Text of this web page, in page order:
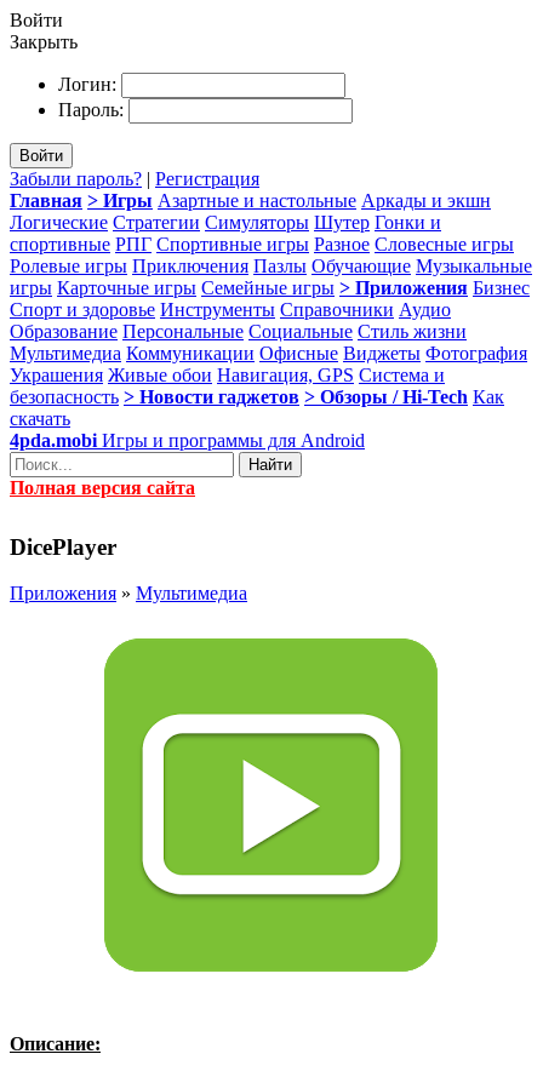
Войти
Закрыть
Логин:
Пароль:
Войти
Забыли пароль? | Регистрация
Главная > Игры Азартные и настольные Аркады и экшн
Логические Стратегии Симуляторы Шутер Гонки и
спортивные РПГ Спортивные игры Разное Словесные игры
Ролевые игры Приключения Пазлы Обучающие Музыкальные
игры Карточные игры Семейные игры > Приложения Бизнес
Спорт и здоровье Инструменты Справочники Аудио
Образование Персональные Социальные Стиль жизни
Мультимедиа Коммуникации Офисные Виджеты Фотография
Украшения Живые обои Навигация, GPS Система и
безопасность > Новости гаджетов > Обзоры / Hi-Tech Как
скачать
4pda.mobi Игры и программы для Android
Найти
Полная версия сайта
DicePlayer
Приложения » Мультимедиа
Описание: